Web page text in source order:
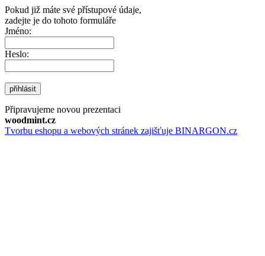
Pokud již máte své přístupové údaje,
zadejte je do tohoto formuláře
Jméno:
Heslo:
přihlásit
Připravujeme novou prezentaci
woodmint.cz
Tvorbu eshopu a webových stránek zajišťuje BINARGON.cz